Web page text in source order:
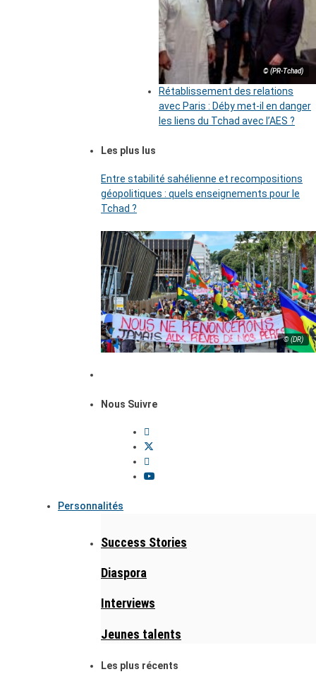
© (PR-Tchad)
Rétablissement des relations
avec Paris : Déby met-il en danger
les liens du Tchad avec l’AES ?
Les plus lus
Entre stabilité sahélienne et recompositions
géopolitiques : quels enseignements pour le
Tchad ?
© (DR)
Nous Suivre
Personnalités
Success Stories
Diaspora
Interviews
Jeunes talents
Les plus récents